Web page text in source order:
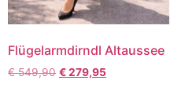
Flügelarmdirndl Altaussee
€549,90 €279,95